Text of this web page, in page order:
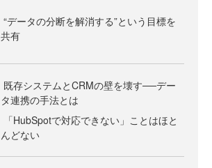
“データの分断を解消する”という目標を
共有
既存システムとCRMの壁を壊す──デー
タ連携の手法とは
「HubSpotで対応できない」ことはほと
んどない